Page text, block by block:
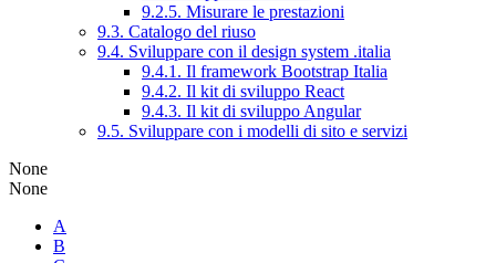
9.2.5. Misurare le prestazioni
9.3. Catalogo del riuso
9.4. Sviluppare con il design system .italia
9.4.1. Il framework Bootstrap Italia
9.4.2. Il kit di sviluppo React
9.4.3. Il kit di sviluppo Angular
9.5. Sviluppare con i modelli di sito e servizi
None
None
A
B